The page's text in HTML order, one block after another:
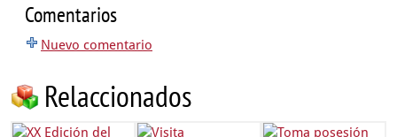
Comentarios
Nuevo comentario
Relaccionados